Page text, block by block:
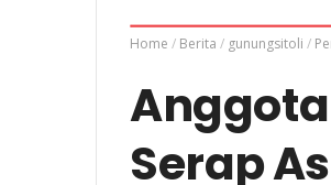
Home / Berita / gunungsitoli /
Anggota
Serap